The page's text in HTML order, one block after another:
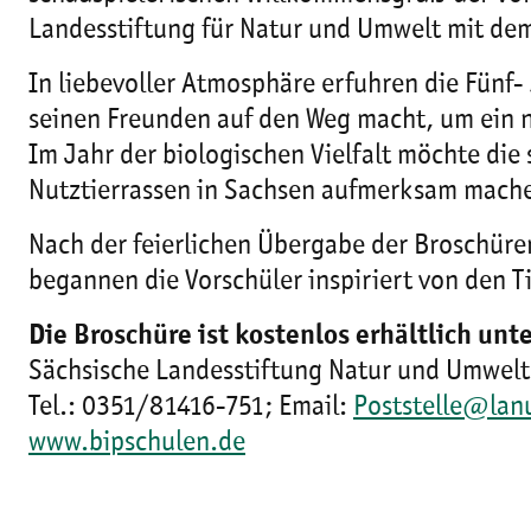
Landesstiftung für Natur und Umwelt mit
In liebevoller Atmosphäre erfuhren die
seinen Freunden auf den Weg macht, um ein
Im Jahr der biologischen Vielfalt möchte die
Nutztierrassen in Sachsen aufmerksam
Nach der feierlichen Übergabe der
begannen die Vorschüler inspiriert von den
Die Broschüre ist kostenlos erhältlich
Sächsische Landesstiftung Natur und Umwelt
Tel.: 0351/81416-751; Email:
www.bipschulen.de